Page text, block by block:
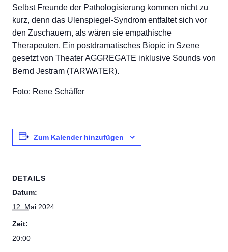
Selbst Freunde der Pathologisierung kommen nicht zu
kurz, denn das Ulenspiegel-Syndrom entfaltet sich vor
den Zuschauern, als wären sie empathische
Therapeuten. Ein postdramatisches Biopic in Szene
gesetzt von Theater AGGREGATE inklusive Sounds von
Bernd Jestram (TARWATER).
Foto: Rene Schäffer
Zum Kalender hinzufügen
DETAILS
Datum:
12. Mai 2024
Zeit:
20:00